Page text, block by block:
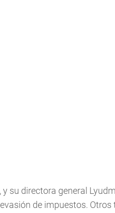
su directora general
de impuestos. Otros